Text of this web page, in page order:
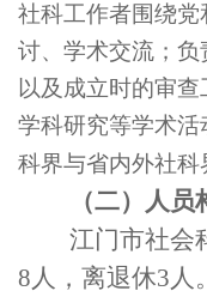
社科工作者围绕
讨、学术交流；
以及成立时的审
学科研究等学术
科界与省内外社
（二）人
江门市社会
8人，离退休3人。